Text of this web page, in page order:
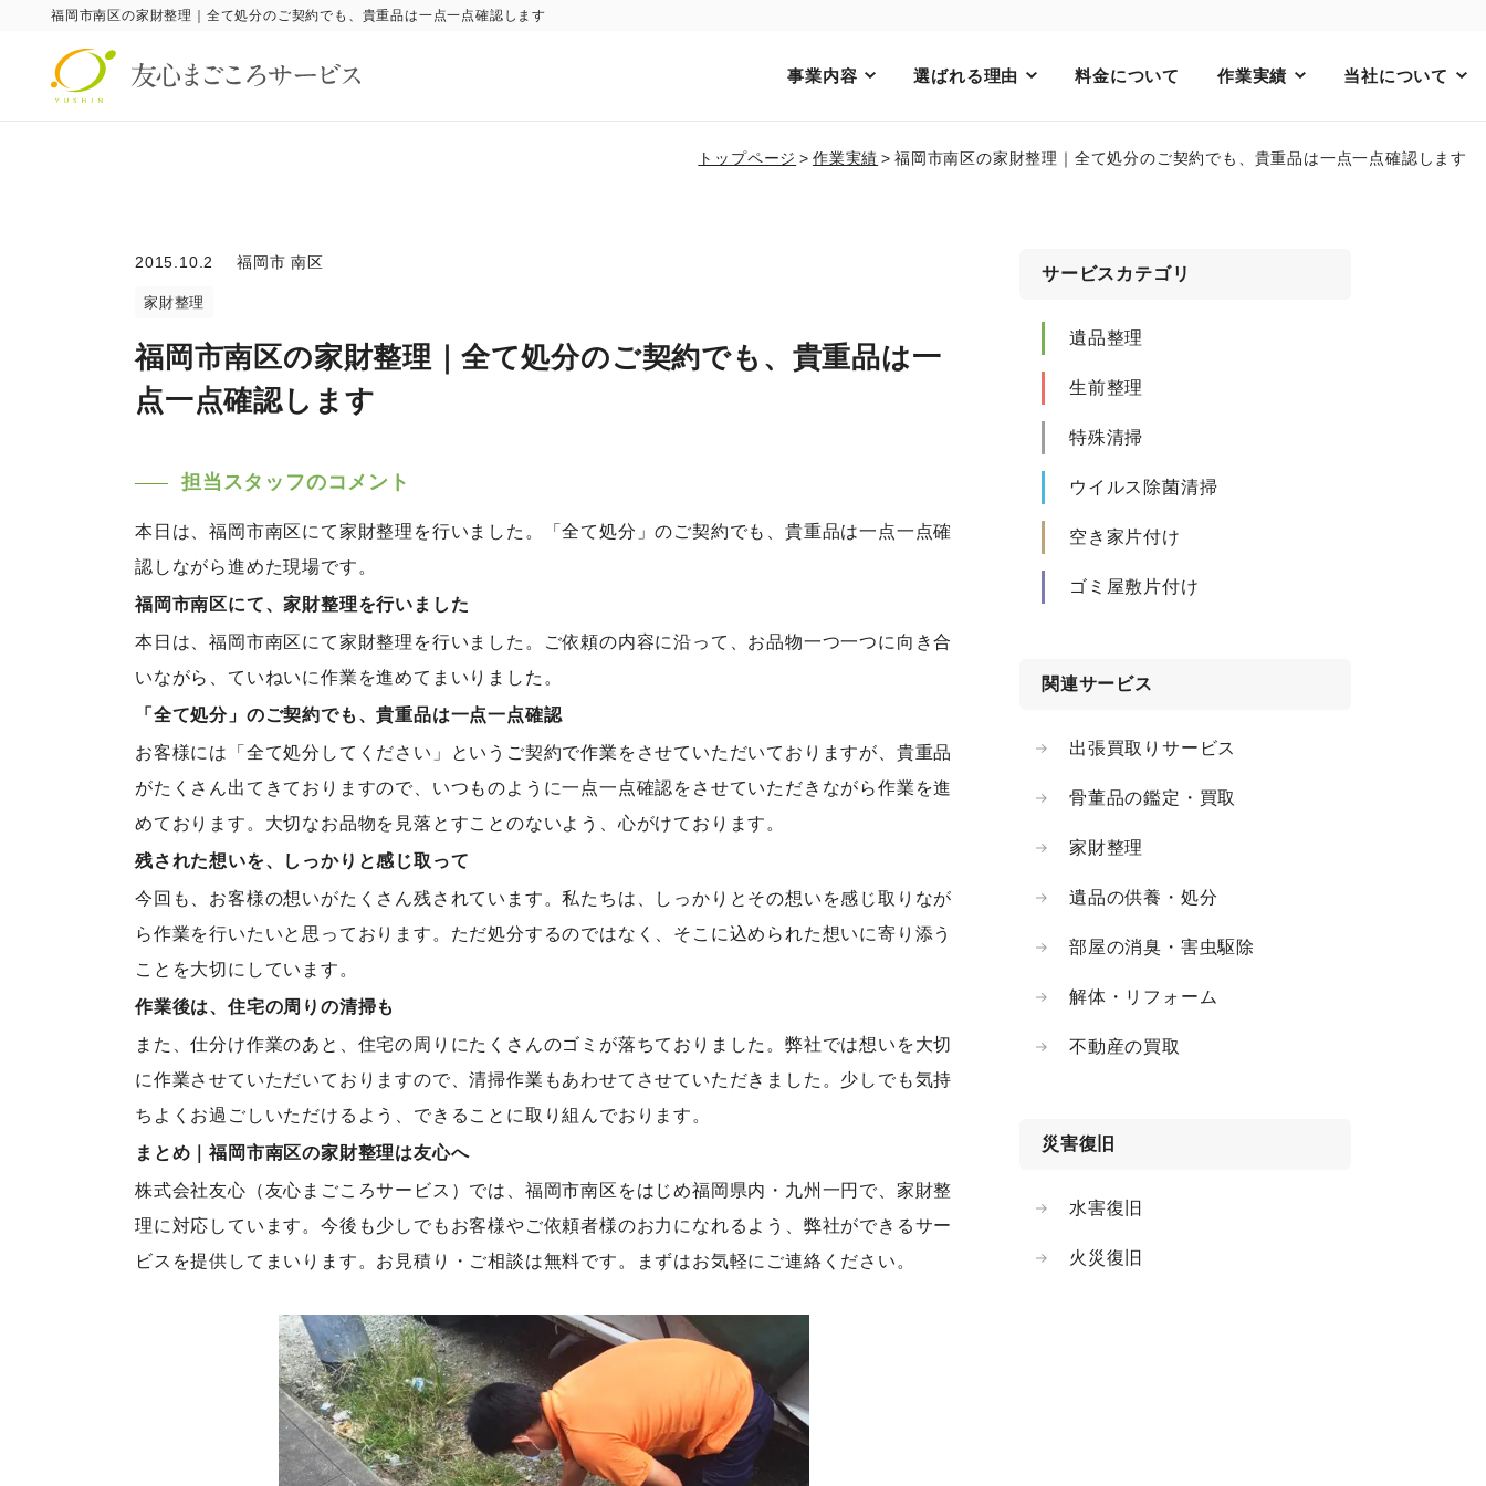
福岡市南区の家財整理｜全て処分のご契約でも、貴重品は一点一点確認します
事業内容 選ばれる理由 料金について 作業実績 当社について
トップページ 作業実績 福岡市南区の家財整理｜全て処分のご契約でも、貴重品は一点一点確認します
2015.10.2 福岡市 南区
家財整理
福岡市南区の家財整理｜全て処分のご契約でも、貴重品は一
点一点確認します
担当スタッフのコメント
本日は、福岡市南区にて家財整理を行いました。「全て処分」のご契約でも、貴重品は一点一点確
認しながら進めた現場です。
福岡市南区にて、家財整理を行いました
本日は、福岡市南区にて家財整理を行いました。ご依頼の内容に沿って、お品物一つ一つに向き合
いながら、ていねいに作業を進めてまいりました。
「全て処分」のご契約でも、貴重品は一点一点確認
お客様には「全て処分してください」というご契約で作業をさせていただいておりますが、貴重品
がたくさん出てきておりますので、いつものように一点一点確認をさせていただきながら作業を進
めております。大切なお品物を見落とすことのないよう、心がけております。
残された想いを、しっかりと感じ取って
今回も、お客様の想いがたくさん残されています。私たちは、しっかりとその想いを感じ取りなが
ら作業を行いたいと思っております。ただ処分するのではなく、そこに込められた想いに寄り添う
ことを大切にしています。
作業後は、住宅の周りの清掃も
また、仕分け作業のあと、住宅の周りにたくさんのゴミが落ちておりました。弊社では想いを大切
に作業させていただいておりますので、清掃作業もあわせてさせていただきました。少しでも気持
ちよくお過ごしいただけるよう、できることに取り組んでおります。
まとめ｜福岡市南区の家財整理は友心へ
株式会社友心（友心まごころサービス）では、福岡市南区をはじめ福岡県内・九州一円で、家財整
理に対応しています。今後も少しでもお客様やご依頼者様のお力になれるよう、弊社ができるサー
ビスを提供してまいります。お見積り・ご相談は無料です。まずはお気軽にご連絡ください。
サービスカテゴリ
遺品整理
生前整理
特殊清掃
ウイルス除菌清掃
空き家片付け
ゴミ屋敷片付け
関連サービス
出張買取りサービス
骨董品の鑑定・買取
家財整理
遺品の供養・処分
部屋の消臭・害虫駆除
解体・リフォーム
不動産の買取
災害復旧
水害復旧
火災復旧